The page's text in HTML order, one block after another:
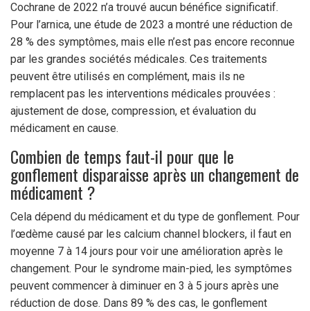
Cochrane de 2022 n’a trouvé aucun bénéfice significatif.
Pour l’arnica, une étude de 2023 a montré une réduction de
28 % des symptômes, mais elle n’est pas encore reconnue
par les grandes sociétés médicales. Ces traitements
peuvent être utilisés en complément, mais ils ne
remplacent pas les interventions médicales prouvées :
ajustement de dose, compression, et évaluation du
médicament en cause.
Combien de temps faut-il pour que le
gonflement disparaisse après un changement de
médicament ?
Cela dépend du médicament et du type de gonflement. Pour
l’œdème causé par les calcium channel blockers, il faut en
moyenne 7 à 14 jours pour voir une amélioration après le
changement. Pour le syndrome main-pied, les symptômes
peuvent commencer à diminuer en 3 à 5 jours après une
réduction de dose. Dans 89 % des cas, le gonflement